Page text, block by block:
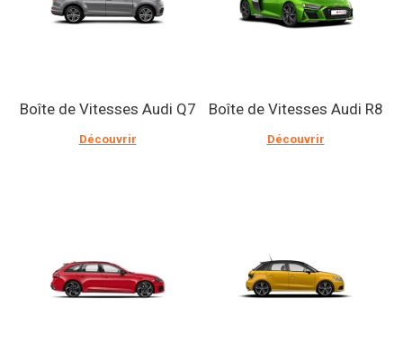
Boîte de Vitesses Audi Q7
Découvrir
Boîte de Vitesses Audi R8
Découvrir